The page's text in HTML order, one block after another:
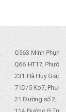
Q563 Minh
Q66 HT17,
231 Hà Huy Giáp,
71D/5 Kp7,
21 Đường số 2,